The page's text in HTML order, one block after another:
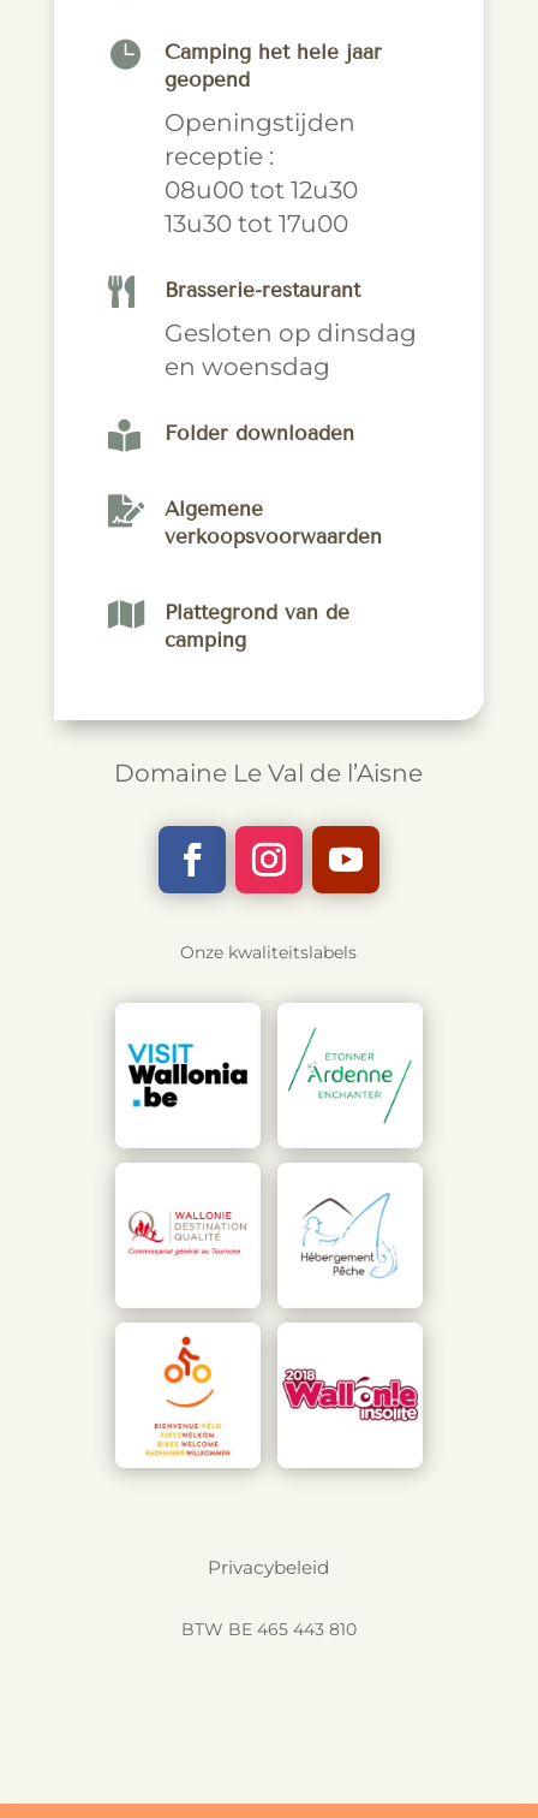

Camping het hele jaar
geopend
Openingstijden
receptie :
08u00 tot 12u30
13u30 tot 17u00
 Brasserie-restaurant
Gesloten op dinsdag
en woensdag
 Folder downloaden

Algemene
verkoopsvoorwaarden

Plattegrond van de
camping
Domaine Le Val de l’Aisne
Onze kwaliteitslabels
Privacybeleid
BTW BE 465 443 810